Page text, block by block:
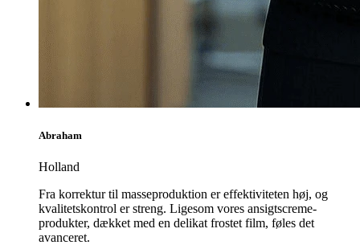
Abraham
Holland
Fra korrektur til masseproduktion er effektiviteten høj, og
kvalitetskontrol er streng. Ligesom vores ansigtscreme-
produkter, dækket med en delikat frostet film, føles det
avanceret.